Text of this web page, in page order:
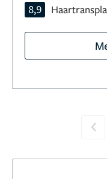
8,9